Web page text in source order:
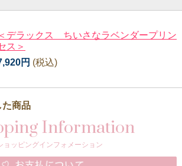
＜デラックス ちいさなラベンダープリン
ス＞
円 (税込)
た商品
Information
ョッピングインフォメーション